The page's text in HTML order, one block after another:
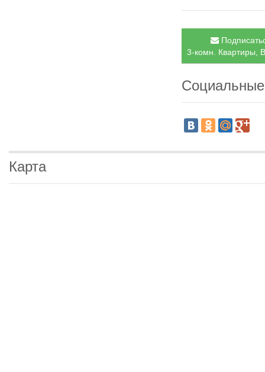
3-комн. Квартиры,
Карта